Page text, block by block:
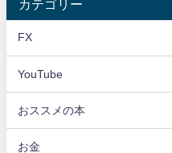
カテゴリー
FX
YouTube
おススメの本
お金